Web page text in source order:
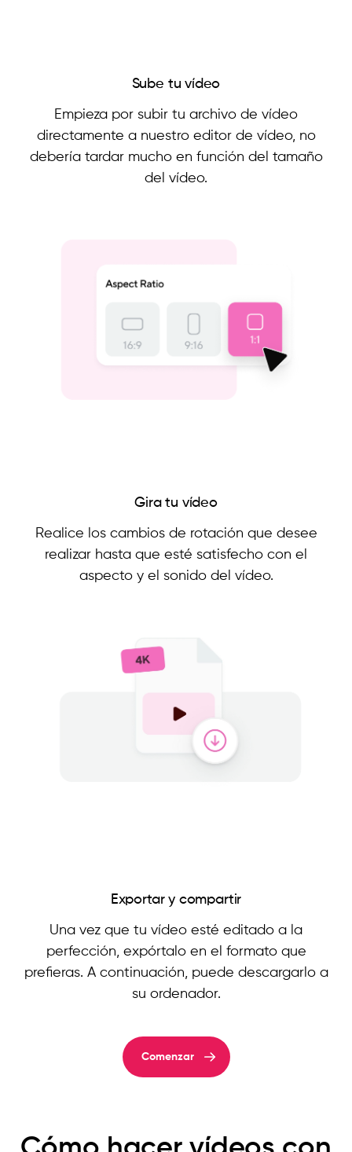
Sube tu vídeo
Empieza por subir tu archivo de vídeo
directamente a nuestro editor de vídeo, no
debería tardar mucho en función del tamaño
del vídeo.
Gira tu vídeo
Realice los cambios de rotación que desee
realizar hasta que esté satisfecho con el
aspecto y el sonido del vídeo.
Exportar y compartir
Una vez que tu vídeo esté editado a la
perfección, expórtalo en el formato que
prefieras. A continuación, puede descargarlo a
su ordenador.
Comenzar